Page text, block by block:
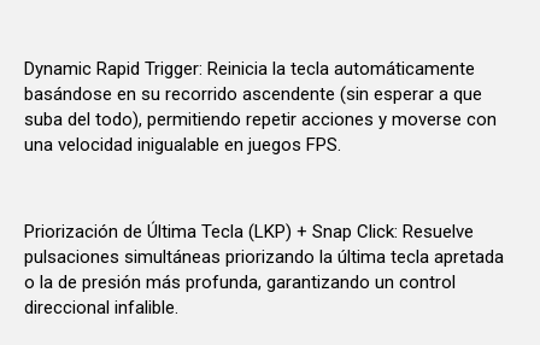
Dynamic Rapid Trigger: Reinicia la tecla automáticamente
basándose en su recorrido ascendente (sin esperar a que
suba del todo), permitiendo repetir acciones y moverse con
una velocidad inigualable en juegos FPS.
Priorización de Última Tecla (LKP) + Snap Click: Resuelve
pulsaciones simultáneas priorizando la última tecla apretada
o la de presión más profunda, garantizando un control
direccional infalible.